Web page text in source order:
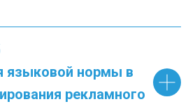
языковой нормы в
рекламного